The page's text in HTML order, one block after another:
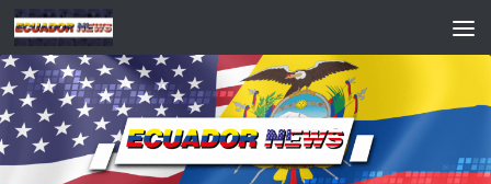
Saltar al contenido